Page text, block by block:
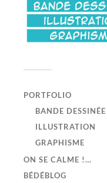
PORTFOLIO
BANDE DESSINÉE
ILLUSTRATION
GRAPHISME
ON SE CALME !…
BÉDÉBLOG